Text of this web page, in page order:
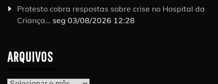
Protesto cobra respostas sobre crise no Hospital da
Criança… seg 03/08/2026 12:28
ARQUIVOS